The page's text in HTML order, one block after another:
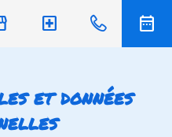
local_hospital date_range
et données